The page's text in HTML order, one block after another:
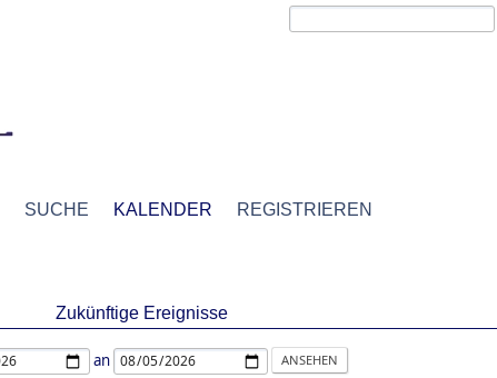
SUCHE KALENDER REGISTRIEREN
Zukünftige Ereignisse
an